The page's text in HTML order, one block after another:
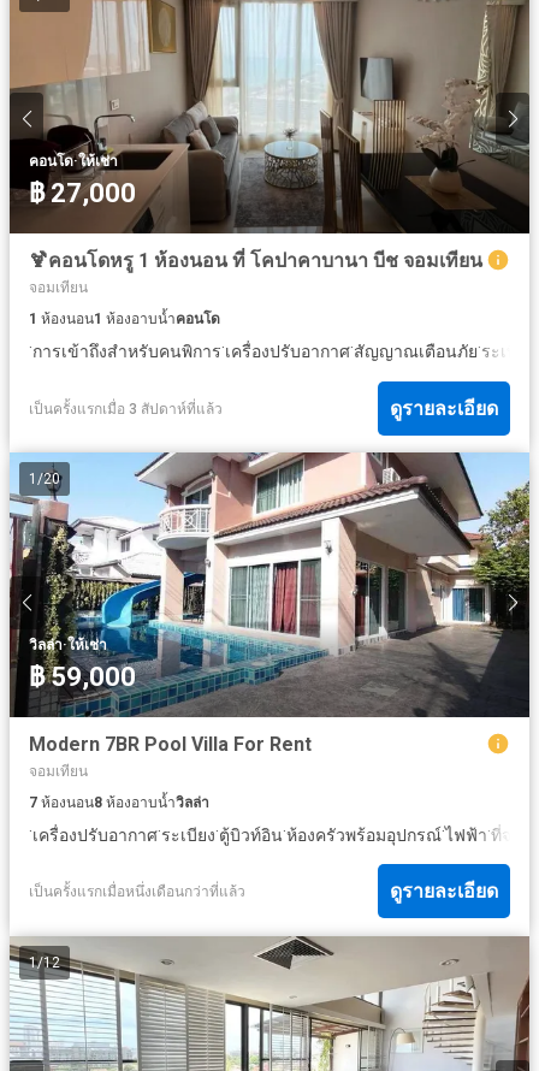
คอนโด·ให้เช่า
฿ 27,000
🍹คอนโดหรู 1 ห้องนอน ที่ โคปาคาบานา บีช จอมเทียน
จอมเทียน
1 ห้องนอน1 ห้องอาบน้ำคอนโด
·การเข้าถึงสำหรับคนพิการ·เครื่องปรับอากาศ·สัญญาณเตือนภัย·ระเบียง
เป็นครั้งแรกเมื่อ 3 สัปดาห์ที่แล้ว ดูรายละเอียด
1 /20
วิลล่า·ให้เช่า
฿ 59,000
Modern 7BR Pool Villa For Rent
จอมเทียน
7 ห้องนอน8 ห้องอาบน้ำวิลล่า
·เครื่องปรับอากาศ·ระเบียง·ตู้บิวท์อิน·ห้องครัวพร้อมอุปกรณ์·ไฟฟ้า·ที่จอด
เป็นครั้งแรกเมื่อหนึ่งเดือนกว่าที่แล้ว ดูรายละเอียด
1/12